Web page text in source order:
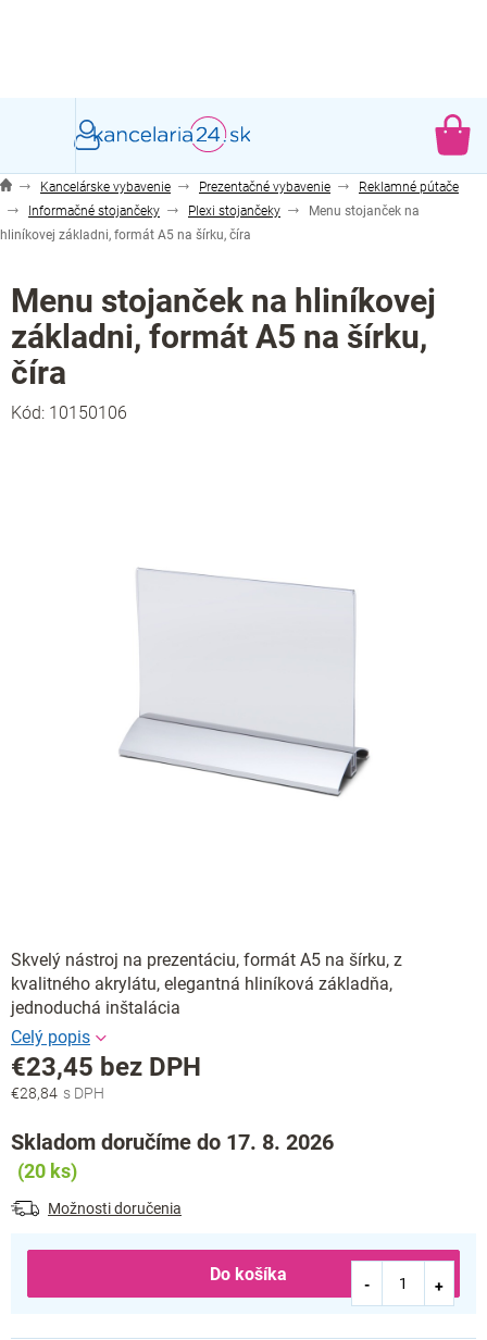
Kancelárske vybavenie Prezentačné vybavenie
Reklamné pútače
Informačné stojančeky
Plexi stojančeky
Menu stojanček na
hliníkovej základni, formát A5 na šírku, číra
Menu stojanček na hliníkovej
základni, formát A5 na šírku,
číra
Kód: 10150106
Skvelý nástroj na prezentáciu, formát A5 na šírku, z
kvalitného akrylátu, elegantná hliníková základňa,
jednoduchá inštalácia
€28,84
€23,45 bez DPH
Jednotková
Skladom doručíme do 17. 8. 2026
(20 ks)
Možnosti doručenia
Do košíka